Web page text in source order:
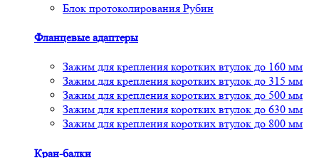
Блок протоколирования Рубин
Фланцевые адаптеры
Зажим для крепления коротких втулок до 160 мм
Зажим для крепления коротких втулок до 315 мм
Зажим для крепления коротких втулок до 500 мм
Зажим для крепления коротких втулок до 630 мм
Зажим для крепления коротких втулок до 800 мм
Кран-балки